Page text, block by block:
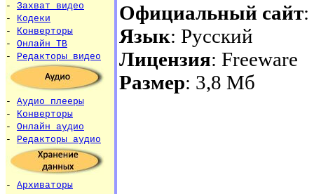
- Захват видео
- Кодеки
- Конверторы
- Онлайн ТВ
- Редакторы видео
- Аудио плееры
- Конверторы
- Онлайн аудио
- Редакторы аудио
- Архиваторы
Официальный сайт
Язык: Русский
Лицензия: Freeware
Размер: 3,8 Мб